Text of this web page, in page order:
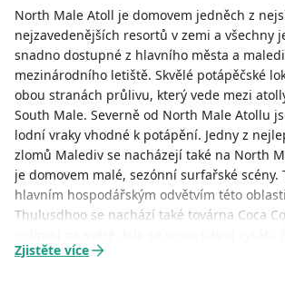
North Male Atoll je domovem jedněch z
nejzavedenějších resortů v zemi a všechny
snadno dostupné z hlavního města a
mezinárodního letiště. Skvělé potápěčské
obou stranách průlivu, který vede mezi
South Male. Severně od North Male Atollu
lodní vraky vhodné k potápění. Jedny z
zlomů Malediv se nacházejí také na North
je domovem malé, sezónní surfařské scény.
hlavním hospodářským odvětvím této
Thulusdhoo se nachází také továrna Coca
Zjistěte více